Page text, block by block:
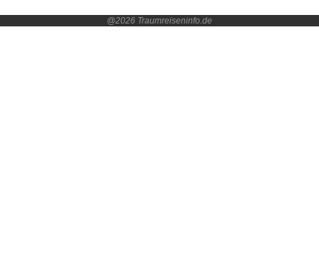
@2026 Traumreiseninfo.de